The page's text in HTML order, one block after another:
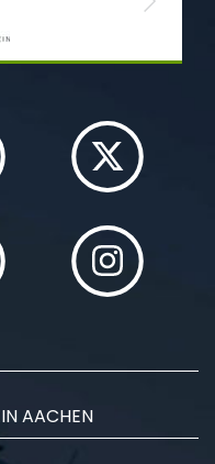
Next
AACHEN